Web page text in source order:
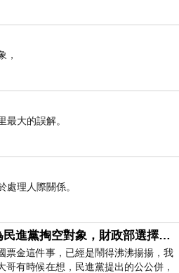
，
最大的誤解。
處理人際關係。
國票成為民進黨掏空對象，財政部選擇性失憶
票金這件事，已經是鬧得沸沸揚揚，我
哥有時候在想，民進黨提出的公公併，